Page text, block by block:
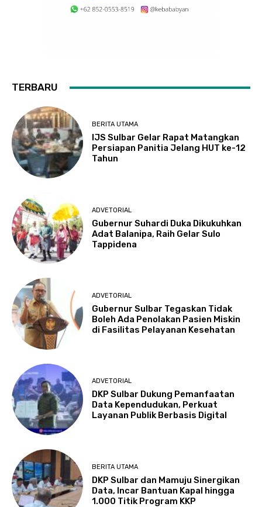
TERBARU
BERITA UTAMA
IJS Sulbar Gelar Rapat Matangkan
Persiapan Panitia Jelang HUT ke-12
Tahun
ADVETORIAL
Gubernur Suhardi Duka Dikukuhkan
Adat Balanipa, Raih Gelar Sulo
Tappidena
ADVETORIAL
Gubernur Sulbar Tegaskan Tidak
Boleh Ada Penolakan Pasien Miskin
di Fasilitas Pelayanan Kesehatan
ADVETORIAL
DKP Sulbar Dukung Pemanfaatan
Data Kependudukan, Perkuat
Layanan Publik Berbasis Digital
BERITA UTAMA
DKP Sulbar dan Mamuju Sinergikan
Data, Incar Bantuan Kapal hingga
1.000 Titik Program KKP